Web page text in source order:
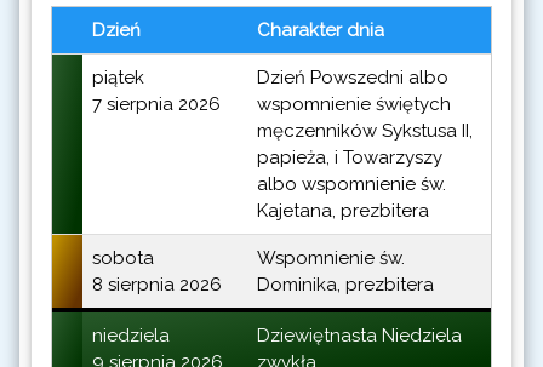
Dzień Charakter dnia
piątek
7 sierpnia 2026
Dzień Powszedni albo
wspomnienie świętych
męczenników Sykstusa II,
papieża, i Towarzyszy
albo wspomnienie św.
Kajetana, prezbitera
sobota
8 sierpnia 2026
Wspomnienie św.
Dominika, prezbitera
niedziela
9 sierpnia 2026
Dziewiętnasta Niedziela
zwykła